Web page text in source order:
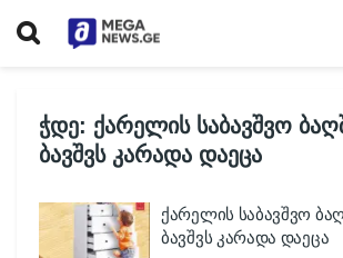
ჭდე: ქარელის საბავშვო
ბავშვს კარადა დაეცა
ქარელის საბავშვო
ბავშვს კარადა დაეცა